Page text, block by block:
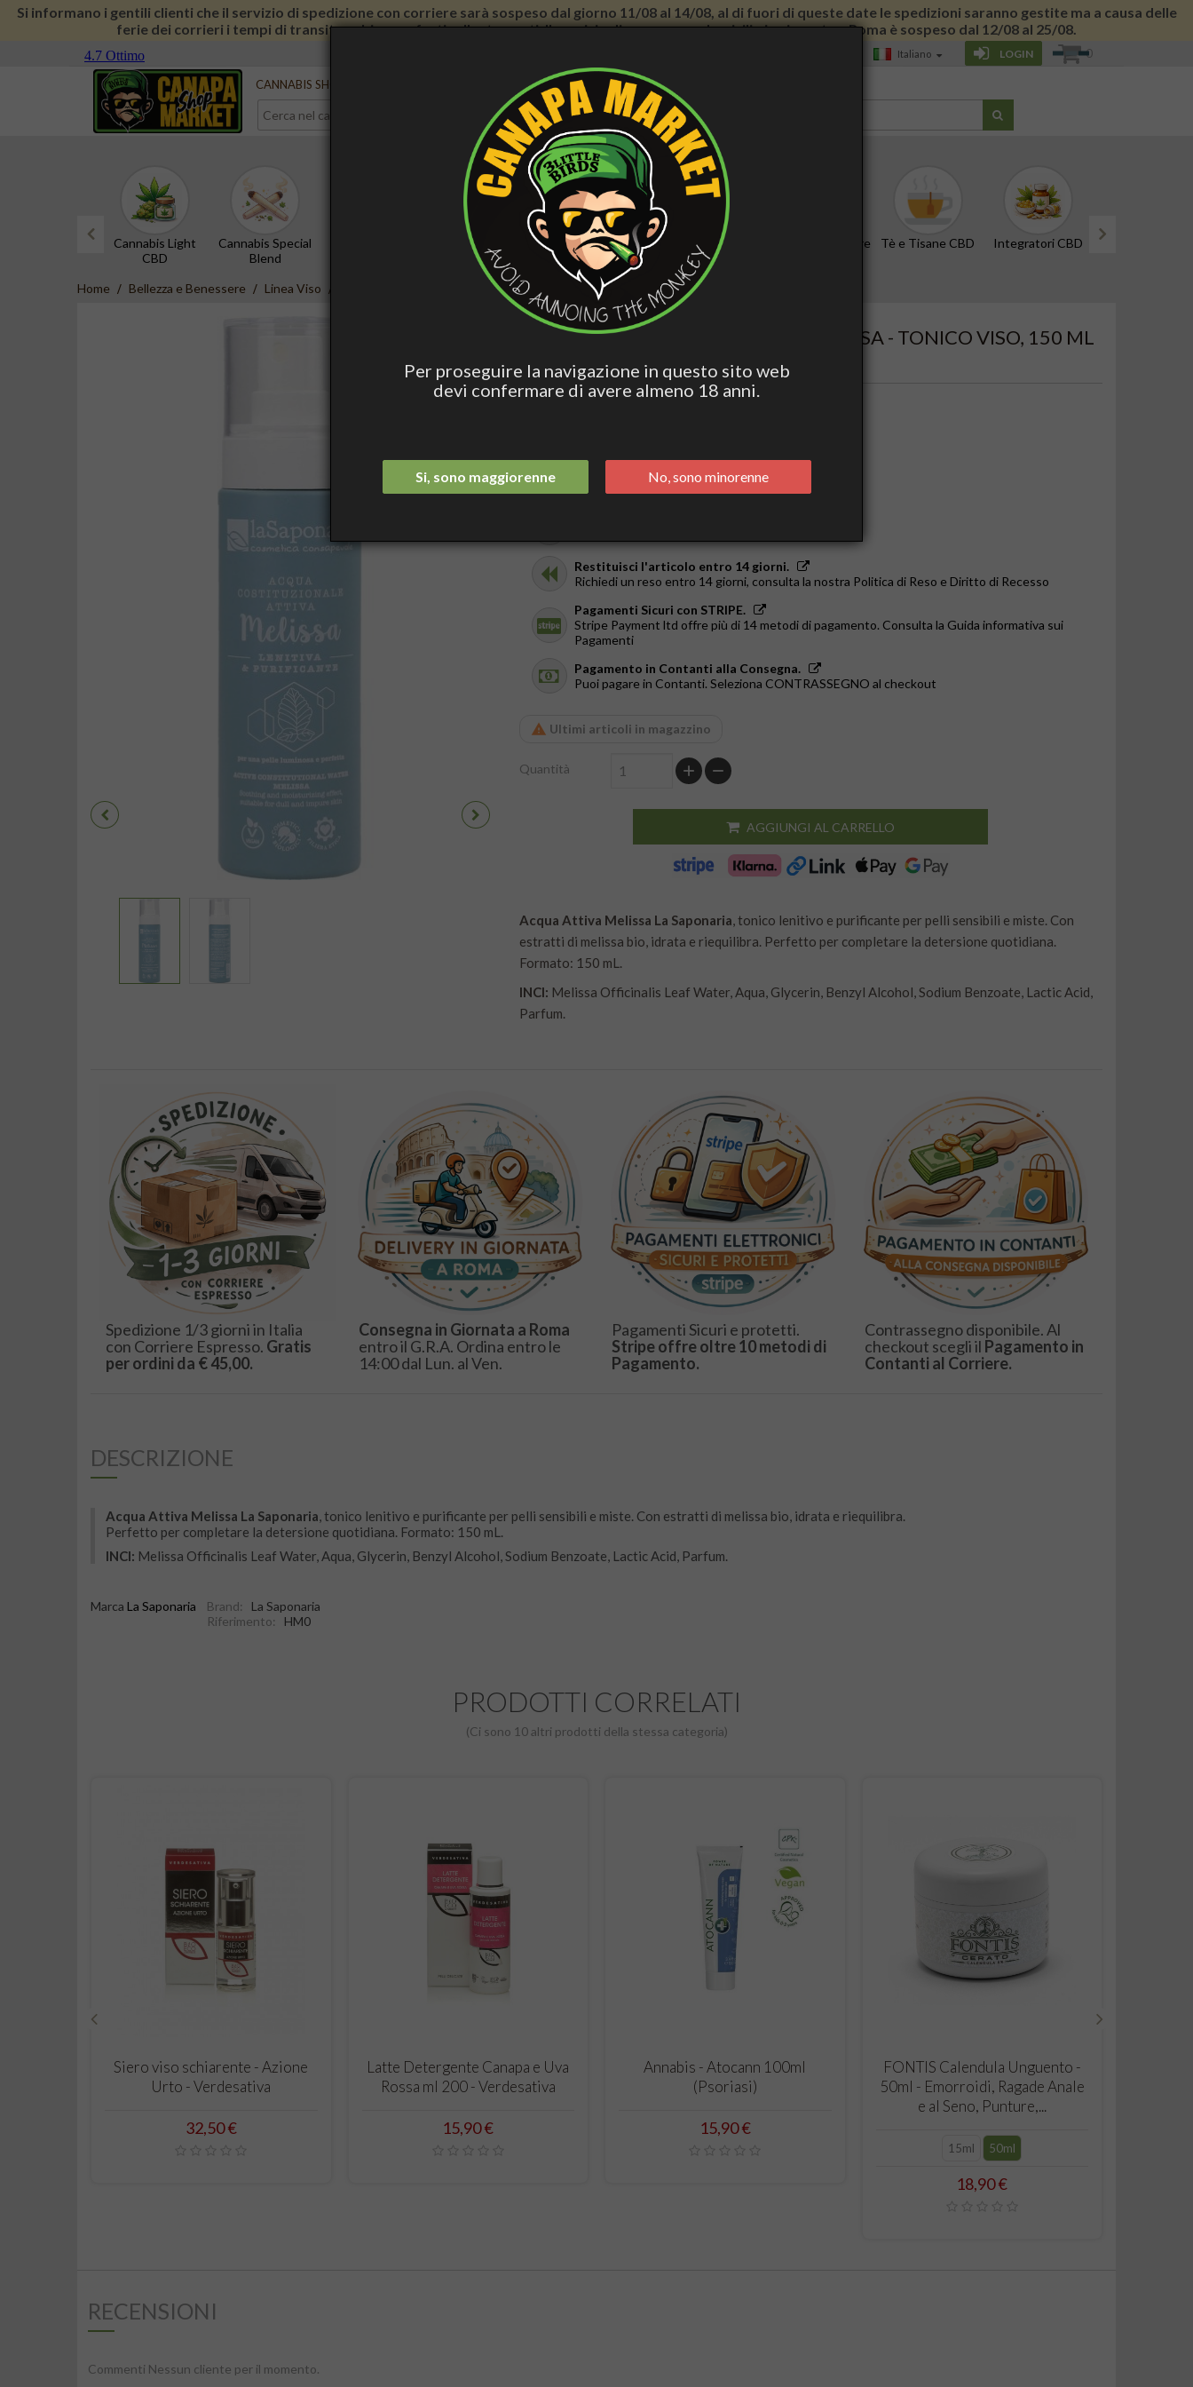
Si informano i gentili clienti che il servizio di spedizione con corriere sarà sospeso dal giorno 11/08 al 14/08, al di fuori di queste date le spedizioni saranno gestite ma a causa delle
ferie dei corrieri i tempi di transito subiranno forti rallentamenti. Il servizio di consegna a domicilio in giornata a Roma è sospeso dal 12/08 al 25/08.
Serve aiuto? Italiano LOGIN 0
CANNABIS SHOP CURA PERSONALE ACCESS. FUMATORI
Cannabis Light
CBD
Cannabis Special
Blend
Hashish Special
Blend
Edibili Attivi Per Dormire Olio CBD e Tinture Tè e Tisane CBD Integratori CBD
Home Bellezza e Benessere Linea Viso La Saponaria Acqua Attiva Melissa - Tonico Viso, 150 mL - La Saponaria
LA SAPONARIA ACQUA ATTIVA MELISSA - TONICO VISO, 150 ML
Spedizione Italia 2/3 Giorni.
Restituisci l'articolo entro 14 giorni.
Richiedi un reso entro 14 giorni, consulta la nostra Politica di Reso e Diritto di Recesso
Pagamenti Sicuri con STRIPE.
Stripe Payment ltd offre più di 14 metodi di pagamento. Consulta la Guida informativa sui
Pagamenti
Pagamento in Contanti alla Consegna.
Puoi pagare in Contanti. Seleziona CONTRASSEGNO al checkout
Ultimi articoli in magazzino
Quantità
AGGIUNGI AL CARRELLO
Acqua Attiva Melissa La Saponaria, tonico lenitivo e purificante per pelli sensibili e miste. Con
estratti di melissa bio, idrata e riequilibra. Perfetto per completare la detersione quotidiana.
Formato: 150 mL.
INCI: Melissa Officinalis Leaf Water, Aqua, Glycerin, Benzyl Alcohol, Sodium Benzoate, Lactic Acid,
Parfum.
Spedizione 1/3 giorni in Italia
con Corriere Espresso. Gratis
per ordini da € 45,00.
Consegna in Giornata a Roma
entro il G.R.A. Ordina entro le
14:00 dal Lun. al Ven.
Pagamenti Sicuri e protetti.
Stripe offre oltre 10 metodi di
Pagamento.
Contrassegno disponibile. Al
checkout scegli il Pagamento in
Contanti al Corriere.
DESCRIZIONE
Acqua Attiva Melissa La Saponaria, tonico lenitivo e purificante per pelli sensibili e miste. Con estratti di melissa bio, idrata e riequilibra.
Perfetto per completare la detersione quotidiana. Formato: 150 mL.
INCI: Melissa Officinalis Leaf Water, Aqua, Glycerin, Benzyl Alcohol, Sodium Benzoate, Lactic Acid, Parfum.
Marca La Saponaria Brand:
La Saponaria
Riferimento:
HM0
PRODOTTI CORRELATI
(Ci sono 10 altri prodotti della stessa categoria)
CARRELLO
Siero viso schiarente - Azione
Urto - Verdesativa
Prezzo
32,50 €
CARRELLO
Latte Detergente Canapa e Uva
Rossa ml 200 - Verdesativa
Prezzo
15,90 €
CARRELLO
Annabis - Atocann 100ml
(Psoriasi)
Prezzo
15,90 €
CARRELLO
FONTIS Calendula Unguento -
50ml - Emorroidi, Ragade Anale
e al Seno, Punture,...
15ml 50ml
Prezzo
18,90 €
RECENSIONI
Commenti Nessun cliente per il momento.
Per proseguire la navigazione in questo sito web
devi confermare di avere almeno 18 anni.
Si, sono maggiorenne No, sono minorenne